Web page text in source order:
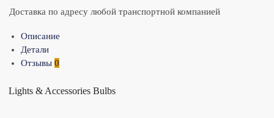
Доставка по адресу любой транспортной компанией
Описание
Детали
Отзывы 0
Lights & Accessories Bulbs